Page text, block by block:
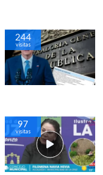
244
visitas
97
visitas